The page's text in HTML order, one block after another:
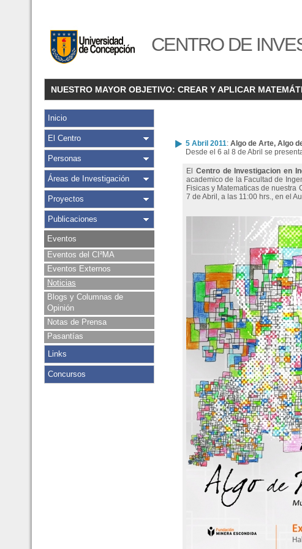
CENTRO DE
NUESTRO MAYOR OBJETIVO: CREAR Y APLICAR
Inicio
El Centro
Personas
Áreas de Investigación
Proyectos
Publicaciones
Eventos
Eventos del CI²MA
Eventos Externos
Noticias
Blogs y Columnas de
Opinión
Notas de Prensa
Pasantías
Links
Concursos
5 Abril 2011: Algo de Arte, Algo
Desde el 6 al 8 de Abril se
El Centro de Investigacion en
academico de la Facultad de
Fisicas y Matematicas de
7 de Abril, a las 11:00 hrs., en el